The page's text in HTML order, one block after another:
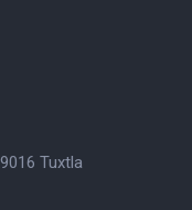
Tuxtla